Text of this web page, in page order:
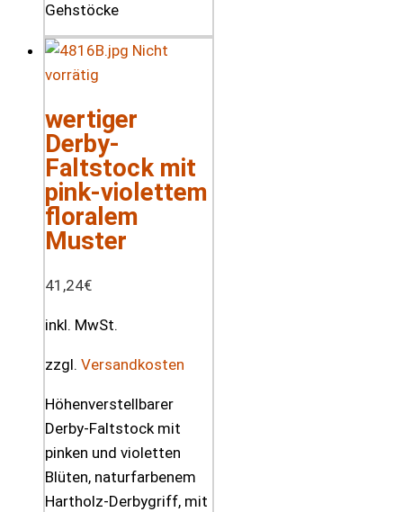
Nicht
vorrätig
wertiger
Derby-
Faltstock mit
pink-violettem
floralem
Muster
41,24€
inkl. MwSt.
zzgl. Versandkosten
Höhenverstellbarer
Derby-Faltstock mit
pinken und violetten
Blüten, naturfarbenem
Hartholz-Derbygriff, mit